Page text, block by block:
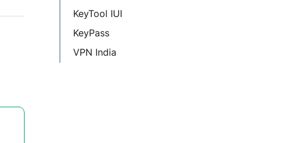
KeyTool IUI
KeyPass
VPN India